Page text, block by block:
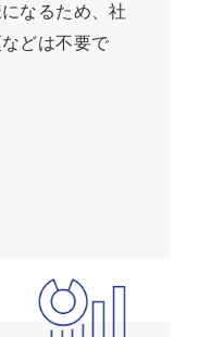
なるため、社
どは不要で